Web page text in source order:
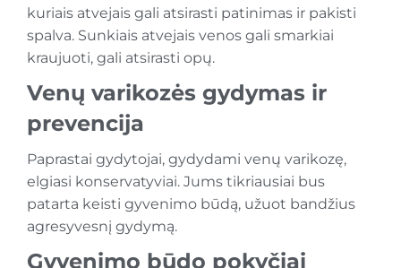
kuriais atvejais gali atsirasti patinimas ir pakisti
spalva. Sunkiais atvejais venos gali smarkiai
kraujuoti, gali atsirasti opų.
Venų varikozės gydymas ir
prevencija
Paprastai gydytojai, gydydami venų varikozę,
elgiasi konservatyviai. Jums tikriausiai bus
patarta keisti gyvenimo būdą, užuot bandžius
agresyvesnį gydymą.
Gyvenimo būdo pokyčiai